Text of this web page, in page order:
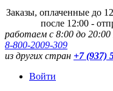
Заказы, оплаченные до
после 12:00 -
работаем с 8:00 до
8-800-2009-309
из других стран +7 (937)
Войти